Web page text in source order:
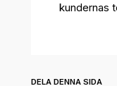
kundernas
DELA DENNA SIDA